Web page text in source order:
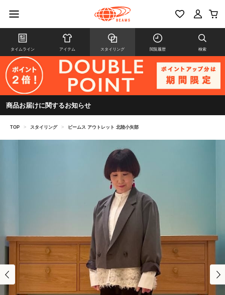
タイムライン アイテム スタイリング 閲覧履歴 検索
商品お届けに関するお知らせ
TOP > スタイリング > ビームス アウトレット 北陸小矢部